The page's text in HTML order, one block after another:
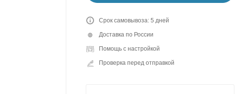
Срок самовывоза: 5 дней
Доставка по России
Помощь с настройкой
Проверка перед отправкой